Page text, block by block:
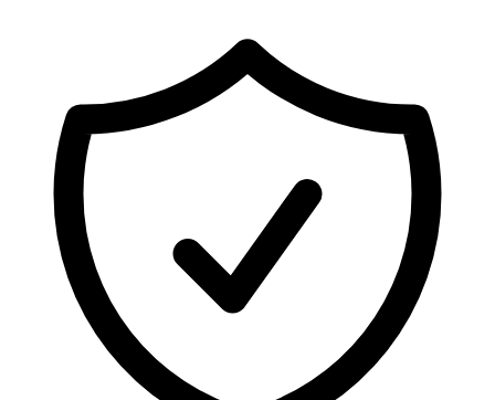
Правознавство
Я досліджую світ
Реєстр перекладачів жестової мови Українського
товариства глухих
Підготовка перекладачів
Безбар'єрність для глухих
Вінницька область
Волинська область
Дніпропетровська область
Донецька область
Закарпатська область
Запорізька область